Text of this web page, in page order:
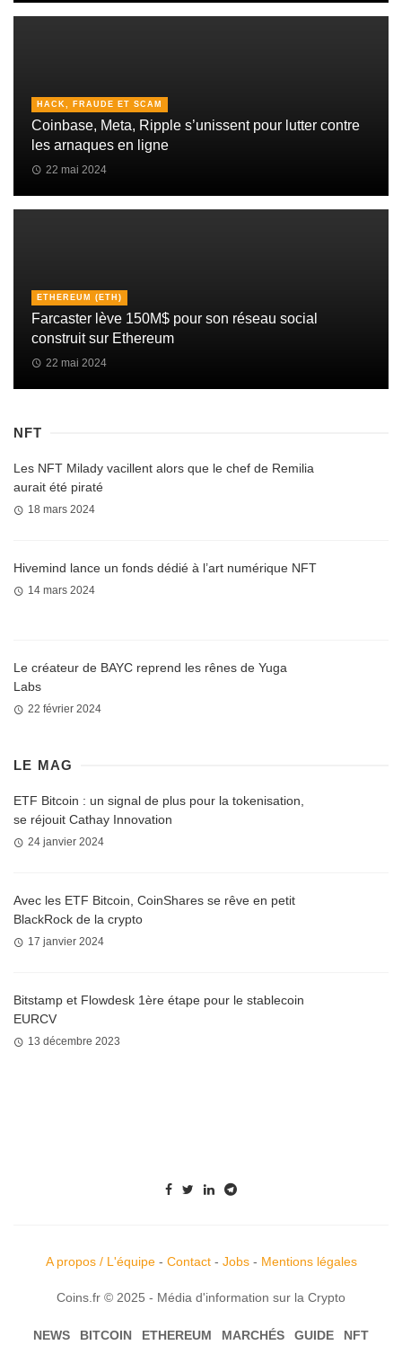
HACK, FRAUDE ET SCAM
Coinbase, Meta, Ripple s’unissent pour lutter contre
les arnaques en ligne
22 mai 2024
ETHEREUM (ETH)
Farcaster lève 150M$ pour son réseau social
construit sur Ethereum
22 mai 2024
NFT
Les NFT Milady vacillent alors que le chef de Remilia
aurait été piraté
18 mars 2024
Hivemind lance un fonds dédié à l’art numérique NFT
14 mars 2024
Le créateur de BAYC reprend les rênes de Yuga
Labs
22 février 2024
LE MAG
ETF Bitcoin : un signal de plus pour la tokenisation,
se réjouit Cathay Innovation
24 janvier 2024
Avec les ETF Bitcoin, CoinShares se rêve en petit
BlackRock de la crypto
17 janvier 2024
Bitstamp et Flowdesk 1ère étape pour le stablecoin
EURCV
13 décembre 2023
A propos / L'équipe- Contact- Jobs- Mentions légales
Coins.fr © 2025 - Média d'information sur la Crypto
NEWS BITCOIN ETHEREUM MARCHÉS GUIDE
NFT